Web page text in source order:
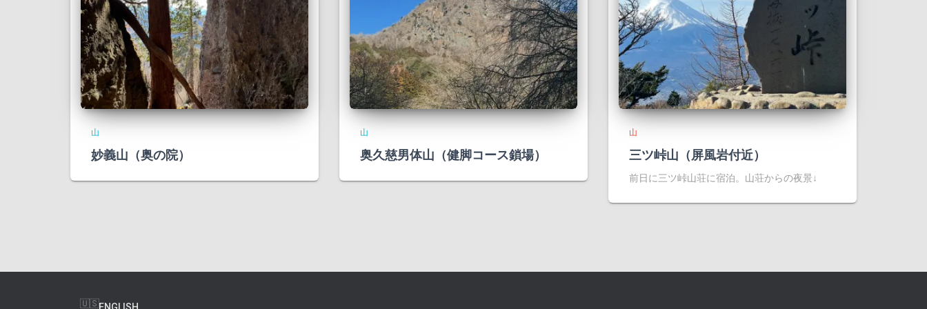
山
妙義山（奥の院）
山
奥久慈男体山（健脚コース鎖場）
山
三ツ峠山（屏風岩付近）
前日に三ツ峠山荘に宿泊。山荘からの夜景↓